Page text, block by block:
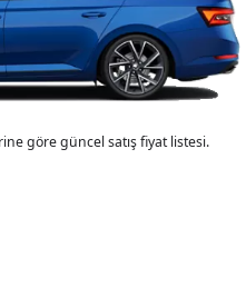
göre güncel satış fiyat listesi.